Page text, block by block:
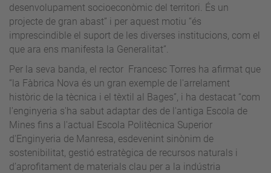
desenvolupament socioeconòmic del territori. És un
projecte de gran abast” i per aquest motiu “és
imprescindible el suport de les diverses institucions, com el
que ara ens manifesta la Generalitat”.
Per la seva banda, el rector Francesc Torres ha afirmat que
“la Fàbrica Nova és un gran exemple de l'arrelament
històric de la tècnica i el tèxtil al Bages”, i ha destacat “com
l'enginyeria s'ha sabut adaptar des de l'antiga Escola de
Mines fins a l'actual Escola Politècnica Superior
d'Enginyeria de Manresa, esdevenint sinònim de
sostenibilitat, gestió estratègica de recursos naturals i
d’aprofitament de materials clau per a la indústria